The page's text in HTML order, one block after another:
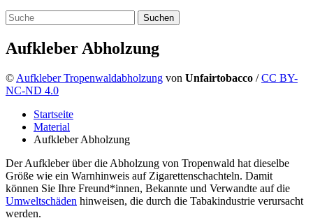
Aufkleber Abholzung
© Aufkleber Tropenwaldabholzung von Unfairtobacco /CC BY-
NC-ND 4.0
Startseite
Material
Aufkleber Abholzung
Der Aufkleber über die Abholzung von Tropenwald hat dieselbe
Größe wie ein Warnhinweis auf Zigarettenschachteln. Damit
können Sie Ihre Freund*innen, Bekannte und Verwandte auf die
Umweltschäden hinweisen, die durch die Tabakindustrie verursacht
werden.